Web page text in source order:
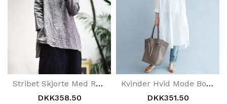
Stribet Skjorte Med Rund Hals Og Uregelmæssig Kant
DKK358.50
Kvinder Hvid Mode Bomuld Lang Skjortekjole
DKK351.50